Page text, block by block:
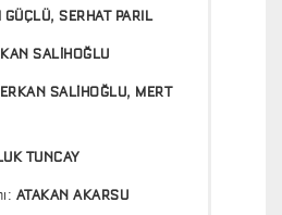
GÜÇLÜ, SERHAT PARIL
SALİHOĞLU
SALİHOĞLU, MERT
TUNCAY
ATAKAN AKARSU